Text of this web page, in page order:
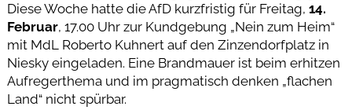
Diese Woche hatte die AfD kurzfristig für Freitag, 14.
Februar, 17.00 Uhr zur Kundgebung „Nein zum Heim“
mit MdL Roberto Kuhnert auf den Zinzendorfplatz in
Niesky eingeladen. Eine Brandmauer ist beim erhitzen
Aufregerthema und im pragmatisch denken „flachen
Land“ nicht spürbar.